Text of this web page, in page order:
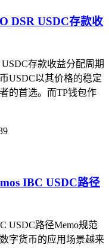
DSR USDC存款收
存款收益分配周期
USDC以其价格的稳定
的首选。而TP钱包作
IBC USDC路径
USDC路径Memo规范
字货币的应用场景越来